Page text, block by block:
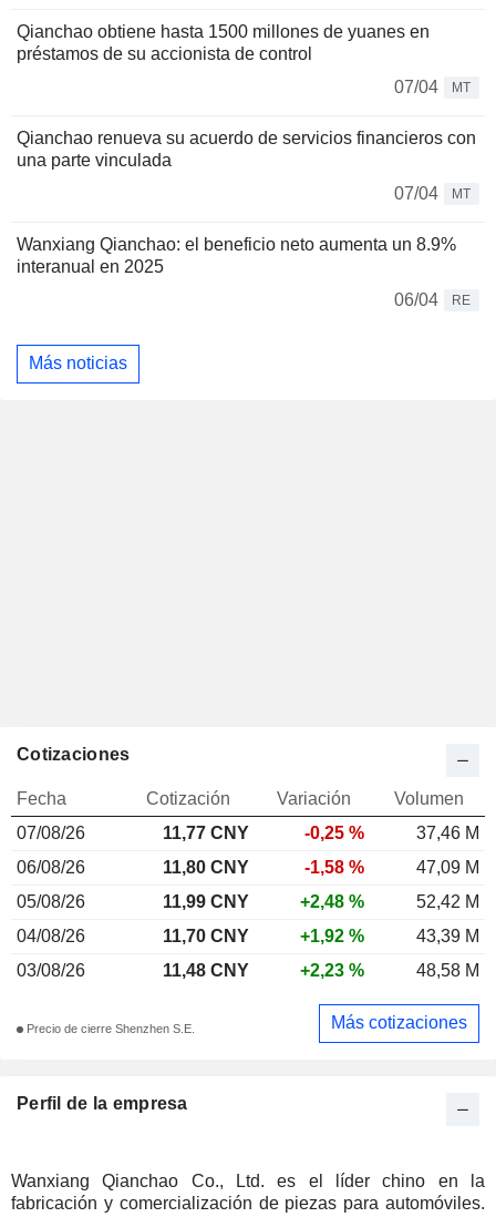
Qianchao obtiene hasta 1500 millones de yuanes en
préstamos de su accionista de control
07/04
MT
Qianchao renueva su acuerdo de servicios financieros con
una parte vinculada
07/04
MT
Wanxiang Qianchao: el beneficio neto aumenta un 8.9%
interanual en 2025
06/04
RE
Más noticias
Perfil de la empresa
Wanxiang Qianchao Co., Ltd. es el líder chino en la
fabricación y comercialización de piezas para automóviles.
Cotizaciones
Fecha Cotización Variación
Volumen
07/08/26
11,77 CNY -0,25 %
37,46 M
06/08/26
11,80 CNY -1,58 %
47,09 M
05/08/26
11,99 CNY +2,48 %
52,42 M
04/08/26
11,70 CNY +1,92 %
43,39 M
03/08/26
11,48 CNY +2,23 % 48,58 M
Precio de cierre Shenzhen S.E. Más cotizaciones